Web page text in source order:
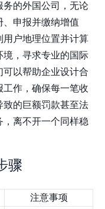
务的外国公司，无论
申报并缴纳增值
用户地理位置并计算
境，寻求专业的国际
以帮助企业设计合
作，确保每一笔收
致的巨额罚款甚至法
，离不开一个同样稳
骤
注意事项